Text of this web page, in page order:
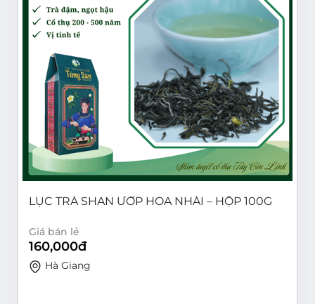
LỤC TRÀ SHAN ƯỚP HOA NHÀI – HỘP 100G
Giá bán lẻ
160,000đ
Hà Giang